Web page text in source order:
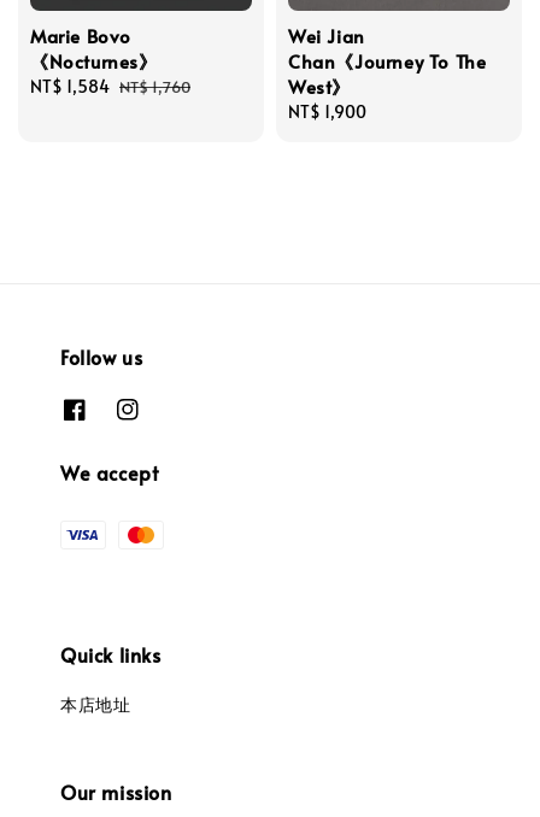
Marie Bovo
《Nocturnes》
Sale
NT$ 1,584 Regular
NT$ 1,760
Wei Jian
Chan《Journey To The
West》
Regular
NT$ 1,900
Follow us
We accept
Quick links
本店地址
Our mission